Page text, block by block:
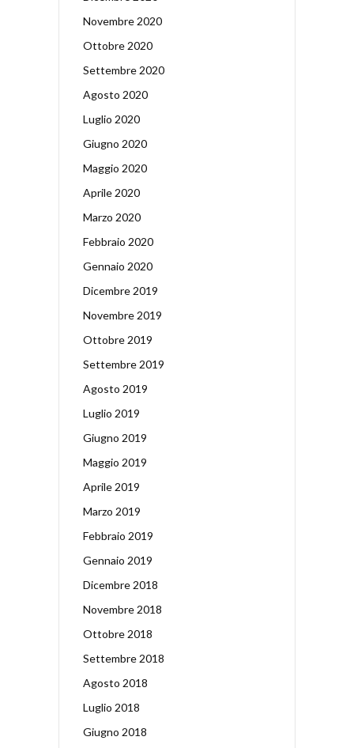
Novembre 2020
Ottobre 2020
Settembre 2020
Agosto 2020
Luglio 2020
Giugno 2020
Maggio 2020
Aprile 2020
Marzo 2020
Febbraio 2020
Gennaio 2020
Dicembre 2019
Novembre 2019
Ottobre 2019
Settembre 2019
Agosto 2019
Luglio 2019
Giugno 2019
Maggio 2019
Aprile 2019
Marzo 2019
Febbraio 2019
Gennaio 2019
Dicembre 2018
Novembre 2018
Ottobre 2018
Settembre 2018
Agosto 2018
Luglio 2018
Giugno 2018